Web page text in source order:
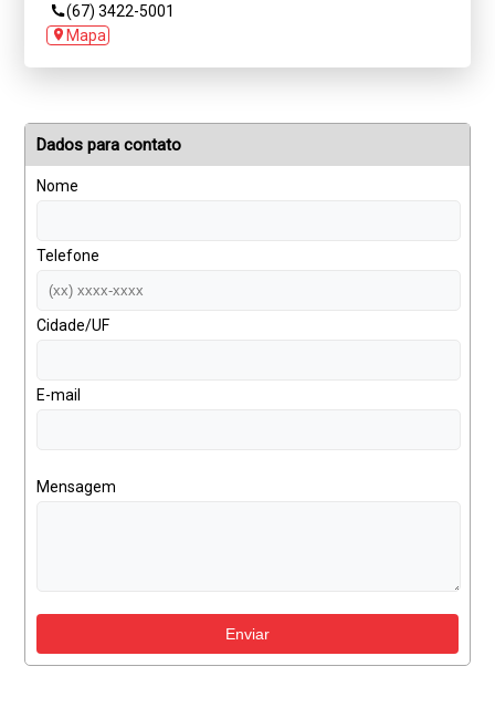
(67) 3422-5001
Mapa
Dados para contato
Nome
Telefone
Cidade/UF
E-mail
Mensagem
Enviar